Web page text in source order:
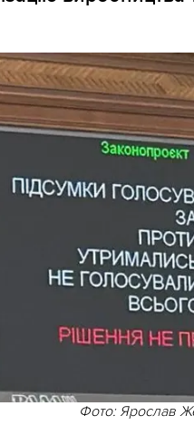
Фото: Ярослав